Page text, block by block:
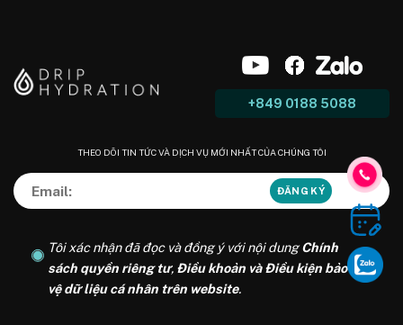
+849 0188 5088
THEO DÕI TIN TỨC VÀ DỊCH VỤ MỚI NHẤT CỦA CHÚNG TÔI
Tôi xác nhận đã đọc và đồng ý với nội dungChính
sách quyền riêng tư, Điều khoản và Điều kiện bảo
vệ dữ liệu cá nhân trên website.